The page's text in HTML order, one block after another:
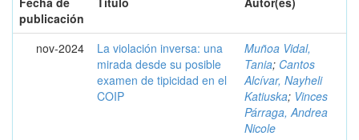
publicación
nov-2024
La violación inversa: una
mirada desde su posible
examen de tipicidad en el
COIP
Muñoa Vidal,
Tania; Cantos
Alcívar, Nayheli
Katiuska; Vinces
Párraga, Andrea
Nicole